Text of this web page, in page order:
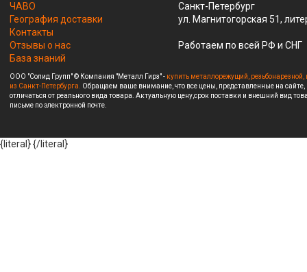
ЧАВО
География доставки
Контакты
Отзывы о нас
База знаний
Санкт-Петербург
ул. Магнитогорская 51,
Работаем по всей РФ и СНГ
ООО "Солид Групп" © Компания "Металл Гирз" - купить металлорежущий,
из Санкт-Петербурга. Обращаем ваше внимание, что все цены, представленные на
отличаться от реального вида товара. Актуальную цену,срок поставки и внешний вид
письме по электронной почте.
{literal}{/literal}